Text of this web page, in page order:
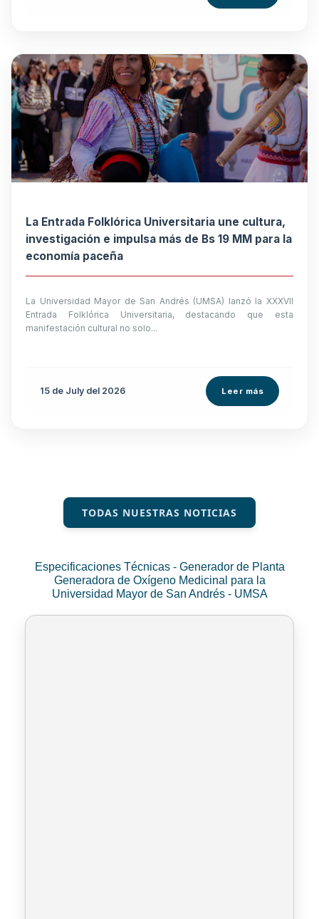
La Entrada Folklórica Universitaria une cultura,
investigación e impulsa más de Bs 19 MM para la
economía paceña
La Universidad Mayor de San Andrés (UMSA) lanzó la XXXVII
Entrada Folklórica Universitaria, destacando que esta
manifestación cultural no solo...
15 de July del 2026 Leer más
TODAS NUESTRAS NOTICIAS
Especificaciones Técnicas - Generador de Planta
Generadora de Oxígeno Medicinal para la
Universidad Mayor de San Andrés - UMSA